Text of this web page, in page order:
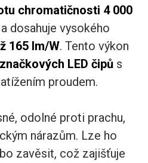
chromatičnosti 4 000
a dosahuje vysokého
165 lm/W. Tento výkon
značkových LED čipůs
proudem.
odolné proti prachu,
nárazům. Lze ho
zavěsit, což zajišťuje